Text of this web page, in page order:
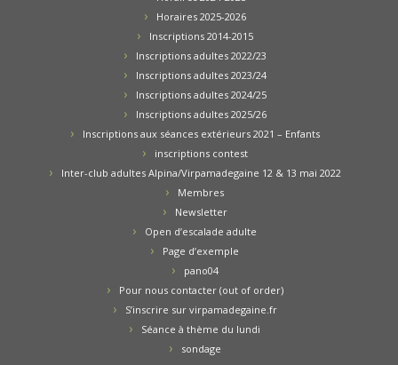
Horaires 2025-2026
Inscriptions 2014-2015
Inscriptions adultes 2022/23
Inscriptions adultes 2023/24
Inscriptions adultes 2024/25
Inscriptions adultes 2025/26
Inscriptions aux séances extérieurs 2021 – Enfants
inscriptions contest
Inter-club adultes Alpina/Virpamadegaine 12 & 13 mai 2022
Membres
Newsletter
Open d’escalade adulte
Page d’exemple
pano04
Pour nous contacter (out of order)
S’inscrire sur virpamadegaine.fr
Séance à thème du lundi
sondage